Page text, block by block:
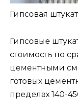
Гипсовая
Гипсовые
стоимость по
цементными
готовых
пределах 140-